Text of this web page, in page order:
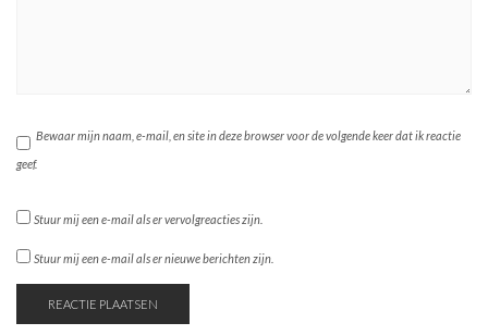
Bewaar mijn naam, e-mail, en site in deze browser voor de volgende keer dat ik reactie
geef.
Stuur mij een e-mail als er vervolgreacties zijn.
Stuur mij een e-mail als er nieuwe berichten zijn.